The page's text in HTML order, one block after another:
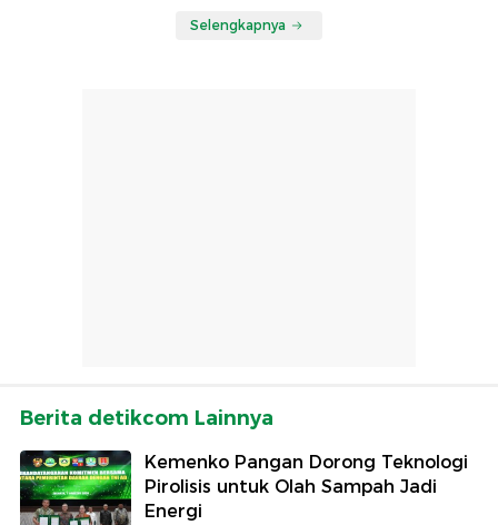
Selengkapnya
Berita detikcom Lainnya
Kemenko Pangan Dorong Teknologi
Pirolisis untuk Olah Sampah Jadi
Energi